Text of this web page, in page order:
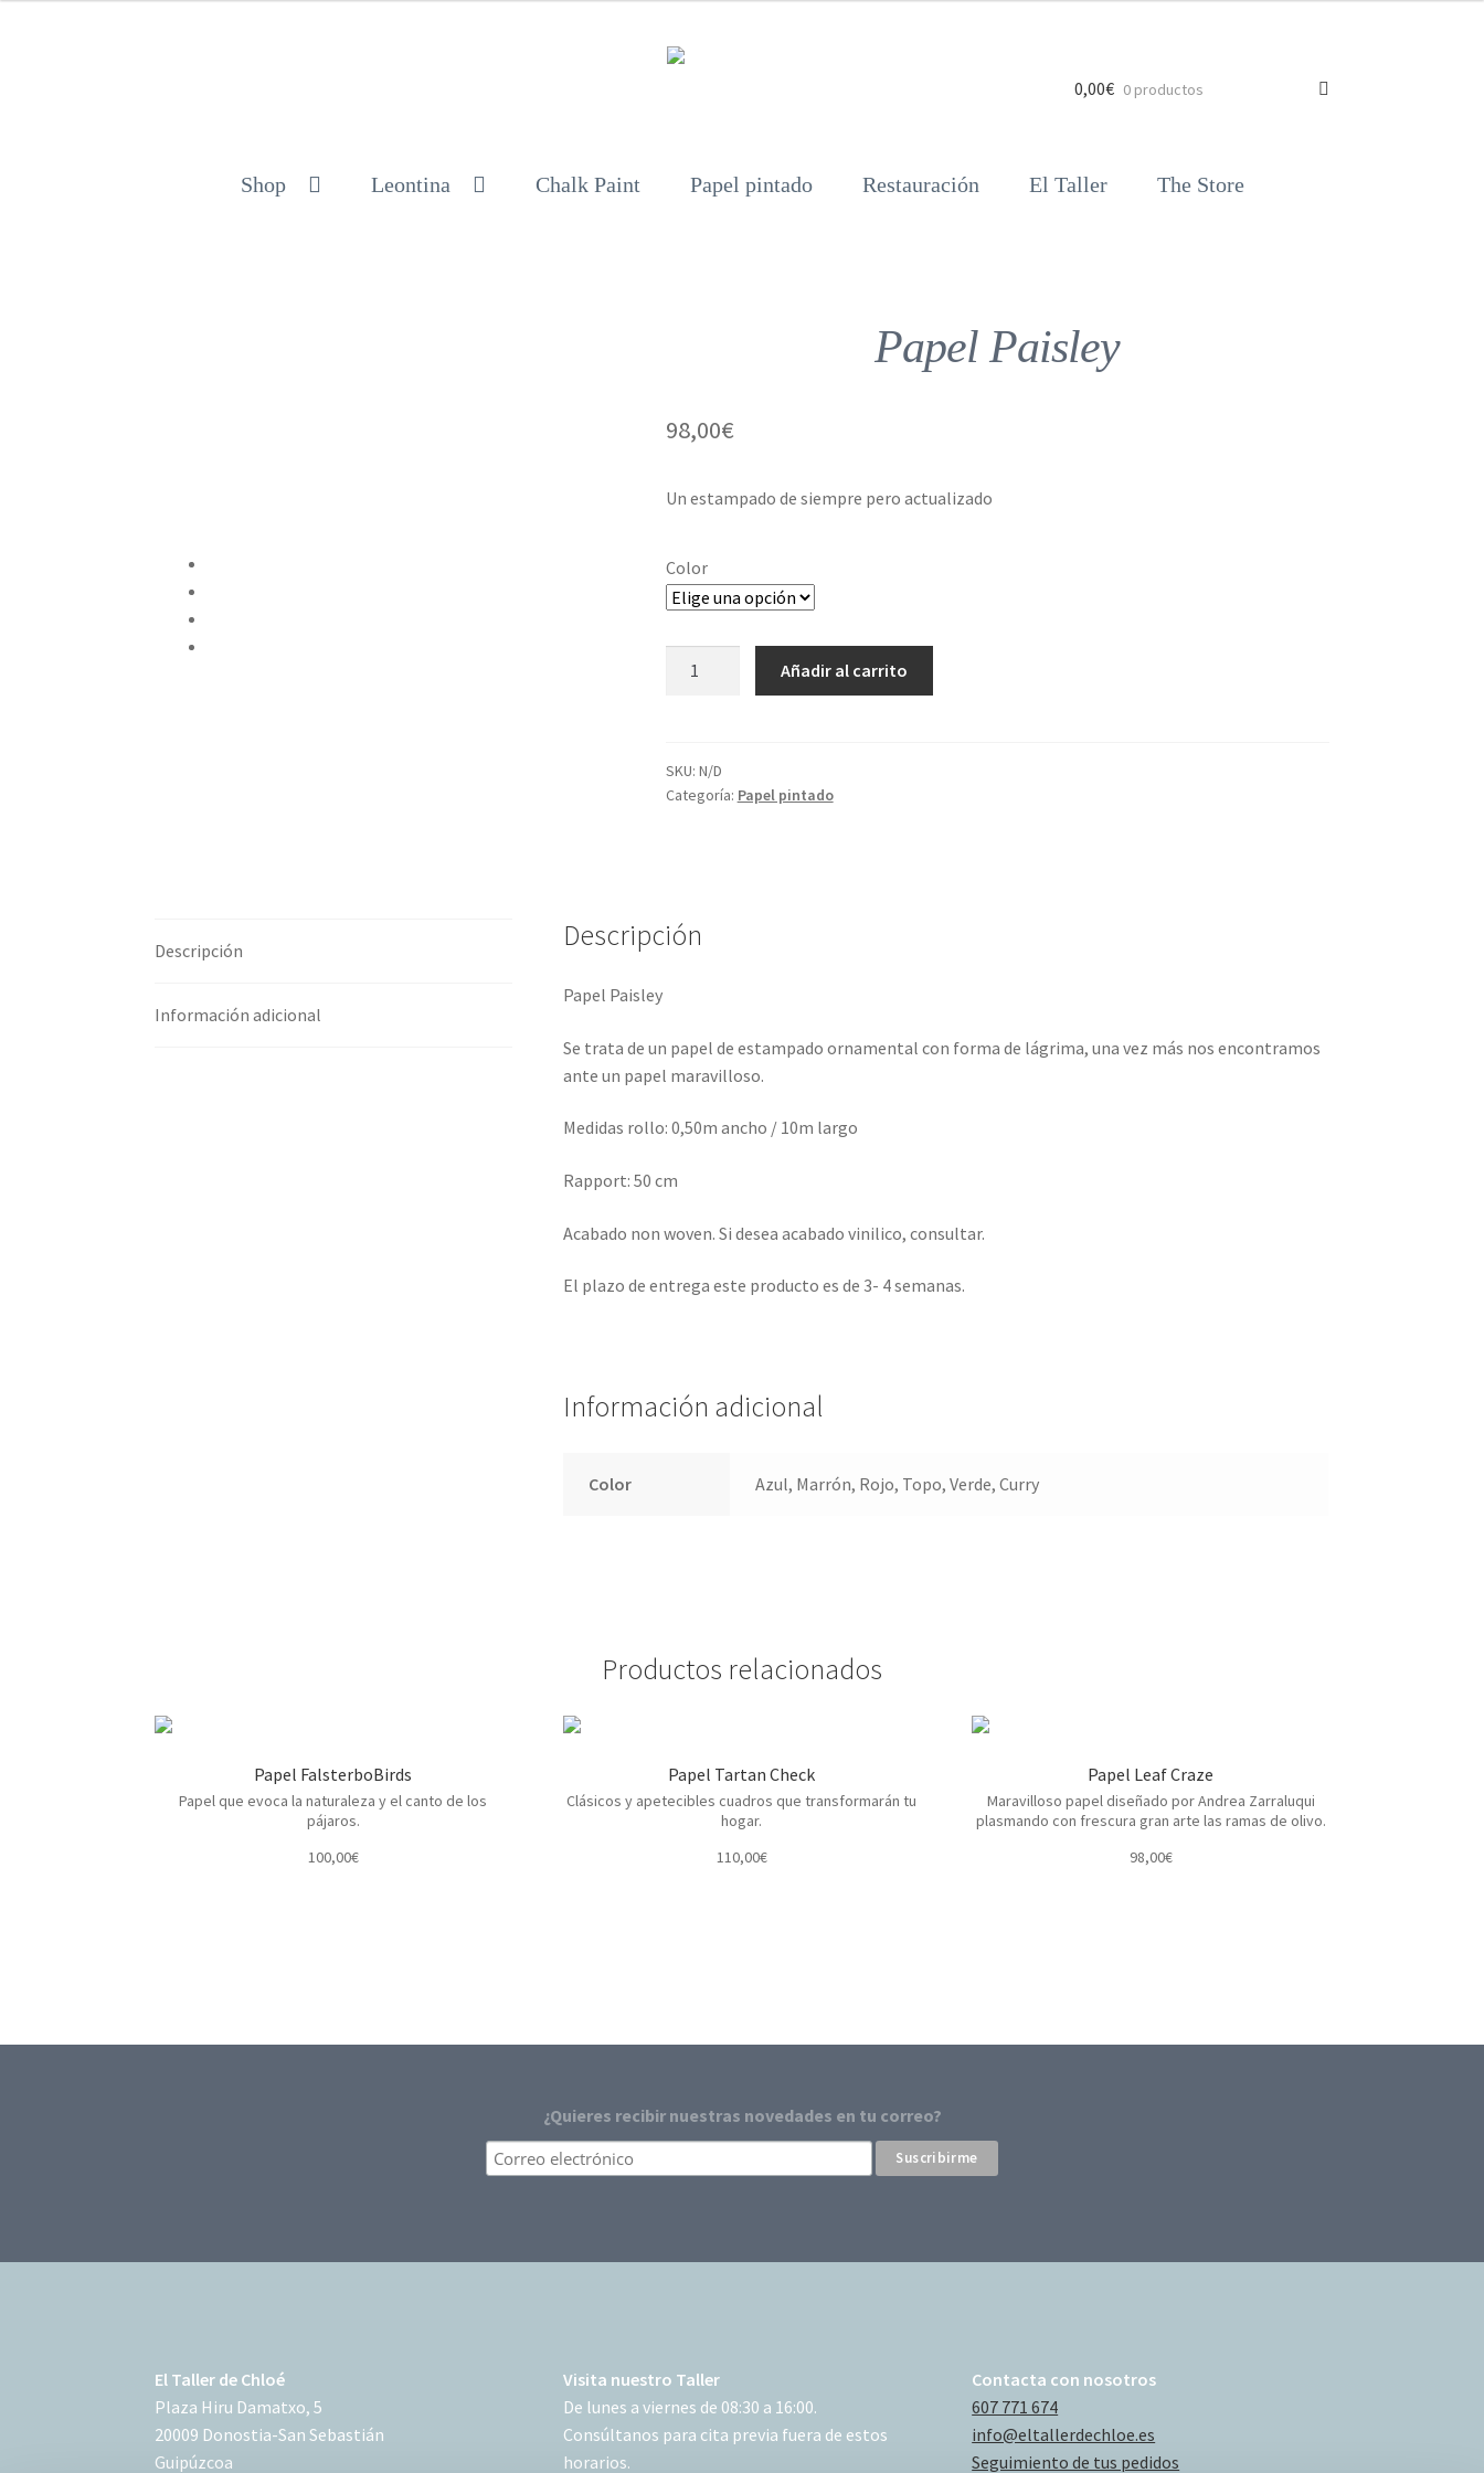
0,00€ 0 productos
Shop Leontina Chalk Paint Papel pintado Restauración El Taller The Store
Papel Paisley
98,00€
Un estampado de siempre pero actualizado
Color
Añadir al carrito
SKU: N/D
Categoría: Papel pintado
Descripción
Información adicional
Descripción
Papel Paisley
Se trata de un papel de estampado ornamental con forma de lágrima, una vez más nos encontramos
ante un papel maravilloso.
Medidas rollo: 0,50m ancho / 10m largo
Rapport: 50 cm
Acabado non woven. Si desea acabado vinilico, consultar.
El plazo de entrega este producto es de 3- 4 semanas.
Información adicional
Color Azul, Marrón, Rojo, Topo, Verde, Curry
Productos relacionados
Papel FalsterboBirds
Papel que evoca la naturaleza y el canto de los
pájaros.
100,00€
Papel Tartan Check
Clásicos y apetecibles cuadros que transformarán tu
hogar.
110,00€
Papel Leaf Craze
Maravilloso papel diseñado por Andrea Zarraluqui
plasmando con frescura gran arte las ramas de olivo.
98,00€
¿Quieres recibir nuestras novedades en tu correo?
El Taller de Chloé
Plaza Hiru Damatxo, 5
20009 Donostia-San Sebastián
Guipúzcoa
Visita nuestro Taller
De lunes a viernes de 08:30 a 16:00.
Consúltanos para cita previa fuera de estos
horarios.
Contacta con nosotros
607 771 674
info@eltallerdechloe.es
Seguimiento de tus pedidos